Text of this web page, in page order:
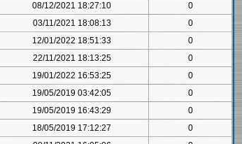
08/12/2021 18:27:10
0
03/11/2021 18:08:13
0
12/01/2022 18:51:33
0
22/11/2021 18:13:25
0
19/01/2022 16:53:25
0
19/05/2019 03:42:05
0
19/05/2019 16:43:29
0
18/05/2019 17:12:27
0